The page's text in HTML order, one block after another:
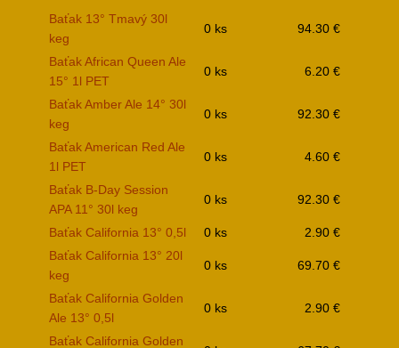
Baťak 13° Tmavý 30l
keg
0 ks 94.30 €
Baťak African Queen Ale
15° 1l PET
0 ks 6.20 €
Baťak Amber Ale 14° 30l
keg
0 ks 92.30 €
Baťak American Red Ale
1l PET
0 ks 4.60 €
Baťak B-Day Session
APA 11° 30l keg
0 ks 92.30 €
Baťak California 13° 0,5l 0 ks
2.90 €
Baťak California 13° 20l
keg
0 ks 69.70 €
Baťak California Golden
Ale 13° 0,5l
0 ks 2.90 €
Baťak California Golden